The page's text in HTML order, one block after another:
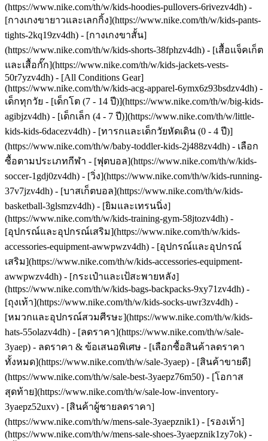
(https://www.nike.com/th/w/kids-hoodies-pullovers-6rivezv4dh) -
[กางเกงขายาวและเลกกิ้ง](https://www.nike.com/th/w/kids-pants-
tights-2kq19zv4dh) - [กางเกงขาสั้น]
(https://www.nike.com/th/w/kids-shorts-38fphzv4dh) - [เสื้อแจ็คเก็ต
และเสื้อกั๊ก](https://www.nike.com/th/w/kids-jackets-vests-
50r7yzv4dh) - [All Conditions Gear]
(https://www.nike.com/th/w/kids-acg-apparel-6ymx6z93bsdzv4dh) -
เด็กทุกวัย - [เด็กโต (7 - 14 ปี)](https://www.nike.com/th/w/big-kids-
agibjzv4dh) - [เด็กเล็ก (4 - 7 ปี)](https://www.nike.com/th/w/little-
kids-kids-6dacezv4dh) - [ทารกและเด็กวัยหัดเดิน (0 - 4 ปี)]
(https://www.nike.com/th/w/baby-toddler-kids-2j488zv4dh) - เลือก
ซื้อตามประเภทกีฬา - [ฟุตบอล](https://www.nike.com/th/w/kids-
soccer-1gdj0zv4dh) - [วิ่ง](https://www.nike.com/th/w/kids-running-
37v7jzv4dh) - [บาสเก็ตบอล](https://www.nike.com/th/w/kids-
basketball-3glsmzv4dh) - [ยิมและเทรนนิ่ง]
(https://www.nike.com/th/w/kids-training-gym-58jtozv4dh) -
[อุปกรณ์และอุปกรณ์เสริม](https://www.nike.com/th/w/kids-
accessories-equipment-awwpwzv4dh) - [อุปกรณ์และอุปกรณ์
เสริม](https://www.nike.com/th/w/kids-accessories-equipment-
awwpwzv4dh) - [กระเป๋าและเป้สะพายหลัง]
(https://www.nike.com/th/w/kids-bags-backpacks-9xy71zv4dh) -
[ถุงเท้า](https://www.nike.com/th/w/kids-socks-uwr3zv4dh) -
[หมวกและอุปกรณ์สวมศีรษะ](https://www.nike.com/th/w/kids-
hats-55olazv4dh) - [ลดราคา](https://www.nike.com/th/w/sale-
3yaep) - ลดราคา & ข้อเสนอพิเศษ - [เลือกซื้อสินค้าลดราคา
ทั้งหมด](https://www.nike.com/th/w/sale-3yaep) - [สินค้าขายดี]
(https://www.nike.com/th/w/sale-best-3yaepz76m50) - [โอกาส
สุดท้าย](https://www.nike.com/th/w/sale-low-inventory-
3yaepz52uxv) - [สินค้าผู้ชายลดราคา]
(https://www.nike.com/th/w/mens-sale-3yaepznik1) - [รองเท้า]
(https://www.nike.com/th/w/mens-sale-shoes-3yaepznik1zy7ok) -